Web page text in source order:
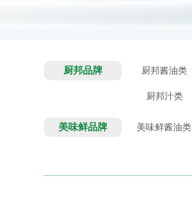
厨邦品牌 厨邦酱油类
厨邦汁类
美味鲜品牌 美味鲜酱油类